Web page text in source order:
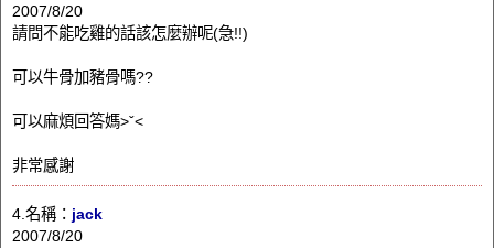
2007/8/20
請問不能吃雞的話該怎麼辦呢(急!!)
可以牛骨加豬骨嗎??
可以麻煩回答媽>ˇ<
非常感謝
4.名稱： jack
2007/8/20